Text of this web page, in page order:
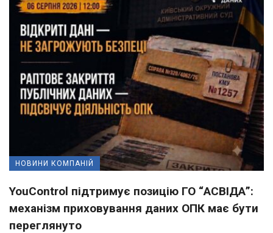
НОВИНИ КОМПАНІЙ
YouControl підтримує позицію ГО “АСВІДА”:
механізм приховування даних ОПК має бути
переглянуто